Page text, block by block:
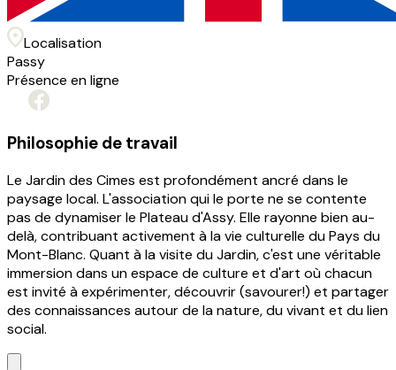
Localisation
Passy
Présence en ligne
Philosophie de travail
Le Jardin des Cimes est profondément ancré dans le
paysage local. L'association qui le porte ne se contente
pas de dynamiser le Plateau d'Assy. Elle rayonne bien au-
delà, contribuant activement à la vie culturelle du Pays du
Mont-Blanc. Quant à la visite du Jardin, c'est une véritable
immersion dans un espace de culture et d'art où chacun
est invité à expérimenter, découvrir (savourer!) et partager
des connaissances autour de la nature, du vivant et du lien
social.